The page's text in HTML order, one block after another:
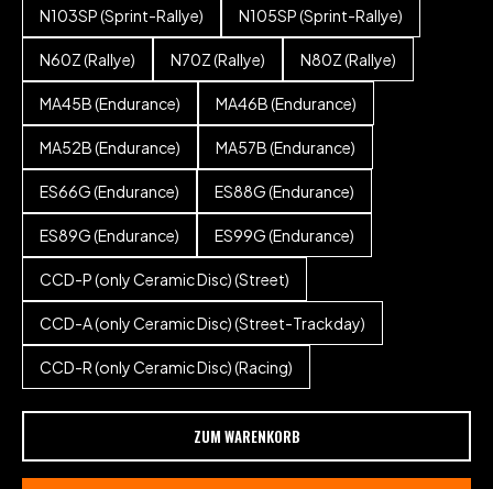
N103SP (Sprint-Rallye) N105SP (Sprint-Rallye)
N60Z (Rallye) N70Z (Rallye) N80Z (Rallye)
MA45B (Endurance) MA46B (Endurance)
MA52B (Endurance) MA57B (Endurance)
ES66G (Endurance) ES88G (Endurance)
ES89G (Endurance) ES99G (Endurance)
CCD-P (only Ceramic Disc) (Street)
CCD-A (only Ceramic Disc) (Street-Trackday)
CCD-R (only Ceramic Disc) (Racing)
ZUM WARENKORB